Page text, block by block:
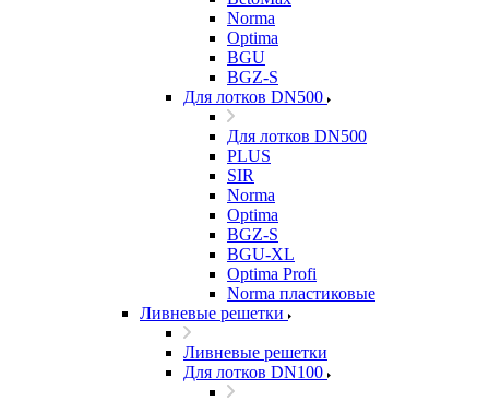
Norma
Optima
BGU
BGZ-S
Для лотков DN500
Для лотков DN500
PLUS
SIR
Norma
Optima
BGZ-S
BGU-XL
Optima Profi
Norma пластиковые
Ливневые решетки
Ливневые решетки
Для лотков DN100